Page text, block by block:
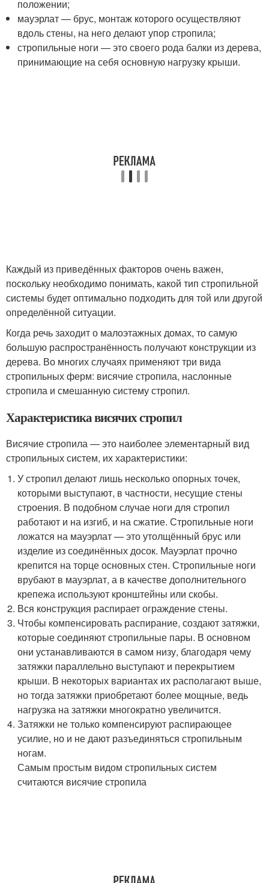
положении;
мауэрлат — брус, монтаж которого осуществляют
вдоль стены, на него делают упор стропила;
стропильные ноги — это своего рода балки из дерева,
принимающие на себя основную нагрузку крыши.
Каждый из приведённых факторов очень важен,
поскольку необходимо понимать, какой тип стропильной
системы будет оптимально подходить для той или другой
определённой ситуации.
Когда речь заходит о малоэтажных домах, то самую
большую распространённость получают конструкции из
дерева. Во многих случаях применяют три вида
стропильных ферм: висячие стропила, наслонные
стропила и смешанную систему стропил.
Характеристика висячих стропил
Висячие стропила — это наиболее элементарный вид
стропильных систем, их характеристики:
У стропил делают лишь несколько опорных точек,
которыми выступают, в частности, несущие стены
строения. В подобном случае ноги для стропил
работают и на изгиб, и на сжатие. Стропильные ноги
ложатся на мауэрлат — это утолщённый брус или
изделие из соединённых досок. Мауэрлат прочно
крепится на торце основных стен. Стропильные ноги
врубают в мауэрлат, а в качестве дополнительного
крепежа используют кронштейны или скобы.
Вся конструкция распирает ограждение стены.
Чтобы компенсировать распирание, создают затяжки,
которые соединяют стропильные пары. В основном
они устанавливаются в самом низу, благодаря чему
затяжки параллельно выступают и перекрытием
крыши. В некоторых вариантах их располагают выше,
но тогда затяжки приобретают более мощные, ведь
нагрузка на затяжки многократно увеличится.
Затяжки не только компенсируют распирающее
усилие, но и не дают разъединяться стропильным
ногам.
Самым простым видом стропильных систем
считаются висячие стропила